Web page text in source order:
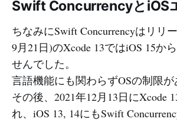
Swift ConcurrencyとiOS
ちなみにSwift Concurrencyはリリ
9月21日)のXcode 13ではiOS 15か
せんでした。
言語機能にも関わらずOSの制限が
その後、2021年12月13日にXcode
れ、iOS 13, 14にもSwift